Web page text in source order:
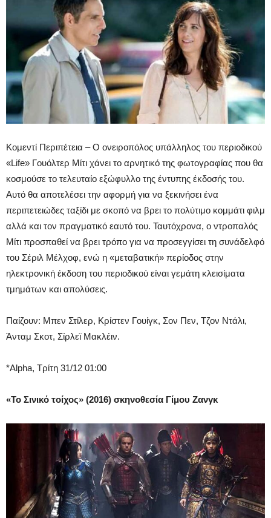
Κομεντί Περιπέτεια – Ο ονειροπόλος υπάλληλος του περιοδικού
«Life» Γουόλτερ Μίτι χάνει το αρνητικό της φωτογραφίας που θα
κοσμούσε το τελευταίο εξώφυλλο της έντυπης έκδοσής του.
Αυτό θα αποτελέσει την αφορμή για να ξεκινήσει ένα
περιπετειώδες ταξίδι με σκοπό να βρει το πολύτιμο κομμάτι φιλμ
αλλά και τον πραγματικό εαυτό του. Ταυτόχρονα, ο ντροπαλός
Μίτι προσπαθεί να βρει τρόπο για να προσεγγίσει τη συνάδελφό
του Σέριλ Μέλχοφ, ενώ η «μεταβατική» περίοδος στην
ηλεκτρονική έκδοση του περιοδικού είναι γεμάτη κλεισίματα
τμημάτων και απολύσεις.
Παίζουν: Μπεν Στίλερ, Κρίστεν Γουίγκ, Σον Πεν, Τζον Ντάλι,
Άνταμ Σκοτ, Σίρλεϊ Μακλέιν.
*Alpha, Τρίτη 31/12 01:00
«Το Σινικό τοίχος» (2016) σκηνοθεσία Γίμου Ζανγκ